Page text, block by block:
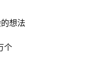
想法
个